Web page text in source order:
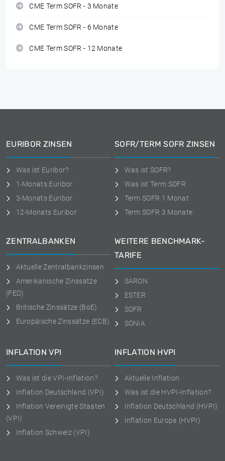
CME Term SOFR - 3 Monate
CME Term SOFR - 6 Monate
CME Term SOFR - 12 Monate
EURIBOR ZINSEN
Was ist Euribor?
1-Monats Euribor
3-Monats Euribor
12-Monats Euribor
SOFR/TERM SOFR ZINSEN
Was ist SOFR?
Was ist Term SOFR
Term SOFR 1 Monat
Term SOFR 3 Monate
ZENTRALBANKEN
Aktuelle Zentralbankzinsen
Amerikanische Zinssätze
(FED)
Britische Zinssätze (BoE)
Europäische Zinssätze (ECB)
WEITERE BENCHMARK-
TARIFE
SARON
ESTER
SOFR
SONIA
INFLATION VPI
Was ist die VPI-Inflation?
Inflation Deutschland (VPI)
Inflation Vereinigte Staaten
(VPI)
Inflation Schweiz (VPI)
INFLATION HVPI
Aktuelle Inflation
Was ist die HVPI-Inflation?
Inflation Deutschland (HVPI)
Inflation Europa (HVPI)